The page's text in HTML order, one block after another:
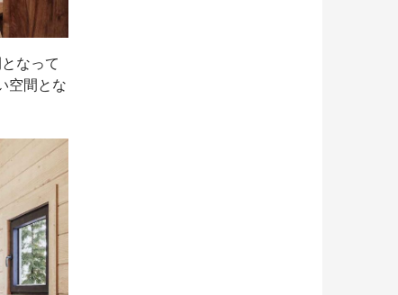
なって
空間とな